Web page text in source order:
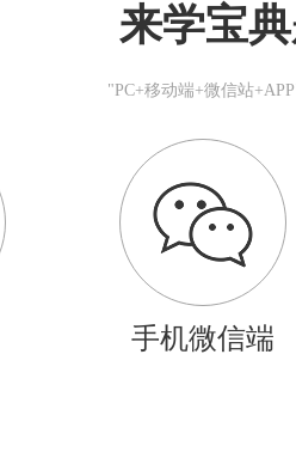
来学宝
"PC+移动端+微信站
手机微信端